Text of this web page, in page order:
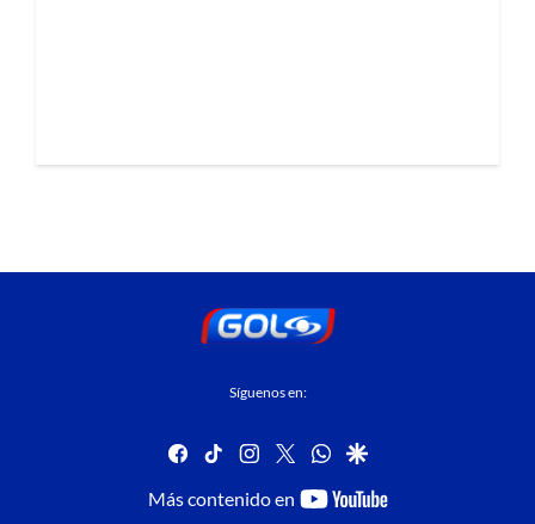
Síguenos en:
facebook
tiktok instagram
twitterwhatsapp
google
Más contenido en
youtube-